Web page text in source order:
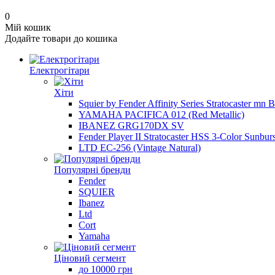
0
Мій кошик
Додайте товари до кошика
Електрогітари
Хіти
Squier by Fender Affinity Series Stratocaster mn
YAMAHA PACIFICA 012 (Red Metallic)
IBANEZ GRG170DX SV
Fender Player II Stratocaster HSS 3-Color
LTD EC-256 (Vintage Natural)
Популярні бренди
Fender
SQUIER
Ibanez
Ltd
Cort
Yamaha
Ціновий сегмент
до 10000 грн